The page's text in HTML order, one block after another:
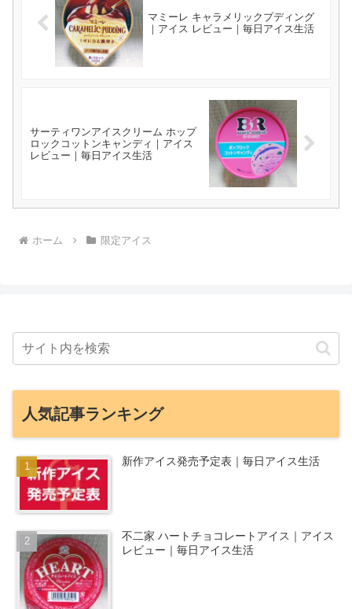
マミーレ キャラメリックプディング
｜アイス レビュー｜毎日アイス生活
サーティワンアイスクリーム ホップ
ロックコットンキャンディ｜アイス
レビュー｜毎日アイス生活
ホーム 限定アイス
人気記事ランキング
新作アイス発売予定表｜毎日アイス生活
不二家 ハートチョコレートアイス｜アイス
レビュー｜毎日アイス生活